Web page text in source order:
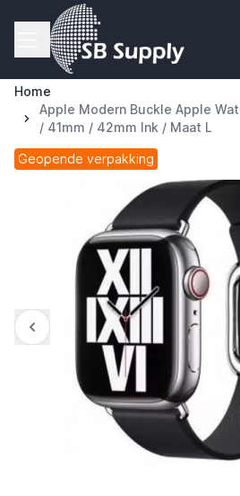
Ga naar de inhoud
Home
Apple Modern Buckle Apple
/ 41mm / 42mm Ink / Maat L
Geopende verpakking